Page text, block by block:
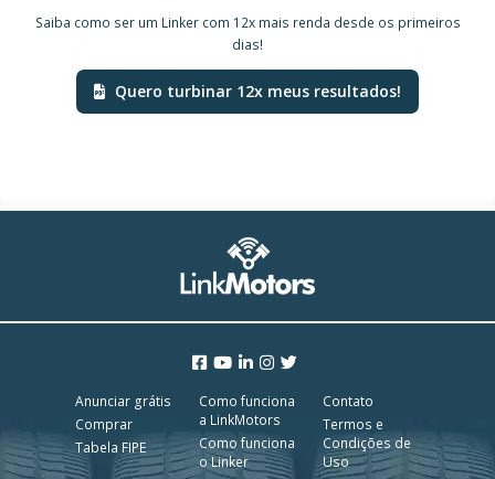
Saiba como ser um Linker com 12x mais renda desde os primeiros
dias!
Quero turbinar 12x meus resultados!
Anunciar grátis
Comprar
Tabela FIPE
Como funciona
a LinkMotors
Como funciona
o Linker
Contato
Termos e
Condições de
Uso